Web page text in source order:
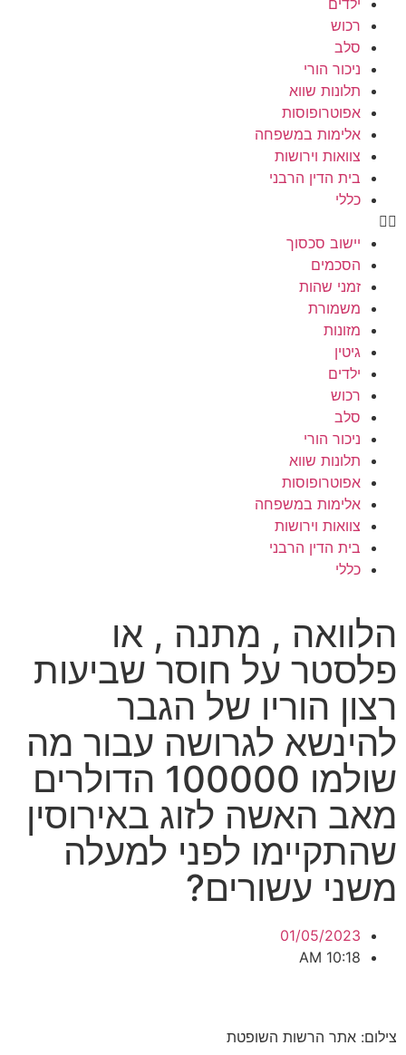
ילדים
רכוש
סלב
ניכור הורי
תלונות שווא
אפוטרופוסות
אלימות במשפחה
צוואות וירושות
בית הדין הרבני
כללי
יישוב סכסוך
הסכמים
זמני שהות
משמורת
מזונות
גיטין
ילדים
רכוש
סלב
ניכור הורי
תלונות שווא
אפוטרופוסות
אלימות במשפחה
צוואות וירושות
בית הדין הרבני
כללי
הלוואה , מתנה , או
פלסטר על חוסר שביעות
רצון הוריו של הגבר
להינשא לגרושה עבור מה
שולמו 100000 הדולרים
מאב האשה לזוג באירוסין
שהתקיימו לפני למעלה
משני עשורים?
01/05/2023
10:18 AM
צילום: אתר הרשות השופטת